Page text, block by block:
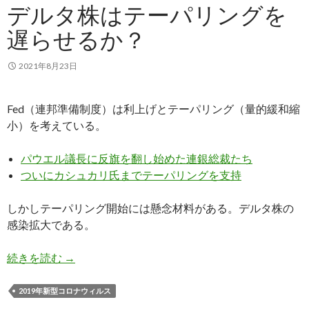
デルタ株はテーパリングを
遅らせるか？
2021年8月23日
Fed（連邦準備制度）は利上げとテーパリング（量的緩和縮
小）を考えている。
パウエル議長に反旗を翻し始めた連銀総裁たち
ついにカシュカリ氏までテーパリングを支持
しかしテーパリング開始には懸念材料がある。デルタ株の
感染拡大である。
続きを読む デルタ株はテーパリングを遅らせるか？
→
2019年新型コロナウィルス